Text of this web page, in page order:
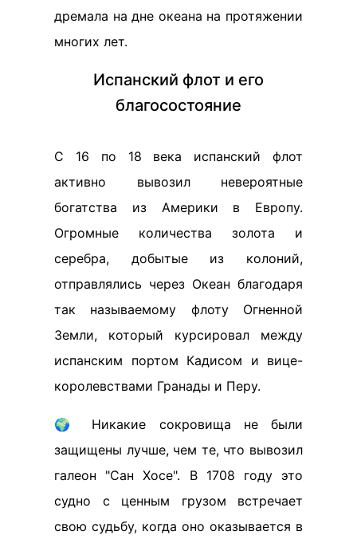
дремала на дне океана на протяжении
многих лет.
Испанский флот и его
благосостояние
С 16 по 18 века испанский флот
активно вывозил невероятные
богатства из Америки в Европу.
Огромные количества золота и
серебра, добытые из колоний,
отправлялись через Океан благодаря
так называемому флоту Огненной
Земли, который курсировал между
испанским портом Кадисом и вице-
королевствами Гранады и Перу.
🌍 Никакие сокровища не были
защищены лучше, чем те, что вывозил
галеон "Сан Хосе". В 1708 году это
судно с ценным грузом встречает
свою судьбу, когда оно оказывается в